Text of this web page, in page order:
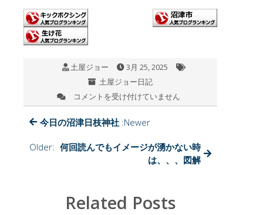
tt
er
e
b
o
o
k
土屋ジョー
3月 25, 2025
土屋ジョー日記
？
は
コメントを受け付けていません
今日の沼津日枝神社 :Newer
Older: 何回読んでもイメージが湧かない時
は、、、図解
Related Posts